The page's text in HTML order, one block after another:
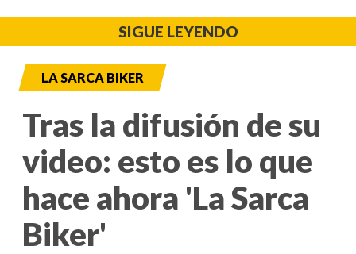
SIGUE LEYENDO
LA SARCA BIKER
Tras la difusión de su
video: esto es lo que
hace ahora 'La Sarca
Biker'